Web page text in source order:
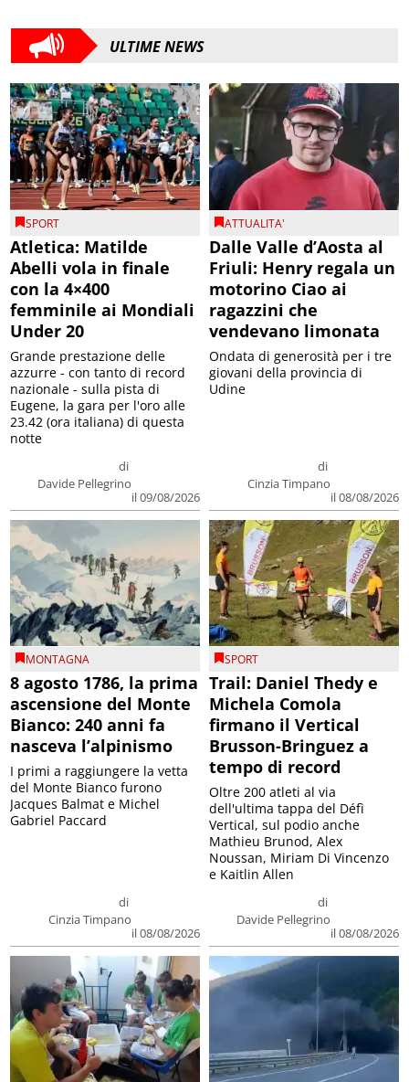
ULTIME NEWS
SPORT
Atletica: Matilde
Abelli vola in finale
con la 4×400
femminile ai Mondiali
Under 20
di
Davide Pellegrino
il 09/08/2026
Grande prestazione delle
azzurre - con tanto di record
nazionale - sulla pista di
Eugene, la gara per l'oro alle
23.42 (ora italiana) di questa
notte
ATTUALITA'
Dalle Valle d’Aosta al
Friuli: Henry regala un
motorino Ciao ai
ragazzini che
vendevano limonata
di
Cinzia Timpano
il 08/08/2026
Ondata di generosità per i tre
giovani della provincia di
Udine
MONTAGNA
8 agosto 1786, la prima
ascensione del Monte
Bianco: 240 anni fa
nasceva l’alpinismo
di
Cinzia Timpano
il 08/08/2026
I primi a raggiungere la vetta
del Monte Bianco furono
Jacques Balmat e Michel
Gabriel Paccard
SPORT
Trail: Daniel Thedy e
Michela Comola
firmano il Vertical
Brusson-Bringuez a
tempo di record
di
Davide Pellegrino
il 08/08/2026
Oltre 200 atleti al via
dell'ultima tappa del Défì
Vertical, sul podio anche
Mathieu Brunod, Alex
Noussan, Miriam Di Vincenzo
e Kaitlin Allen